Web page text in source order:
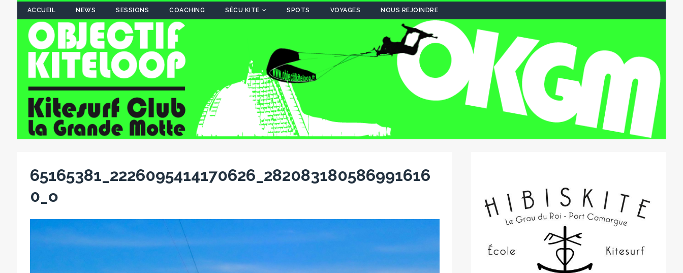
ACCUEIL NEWS SESSIONS COACHING SÉCU KITE SPOTS VOYAGES NOUS REJOINDRE
65165381_2226095414170626_282083180586991616
0_o